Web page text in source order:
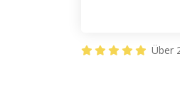
Über